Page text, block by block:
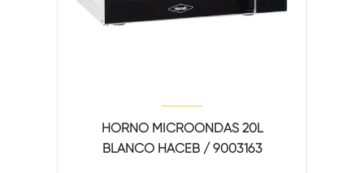
HORNO MICROONDAS 20L
BLANCO HACEB / 9003163